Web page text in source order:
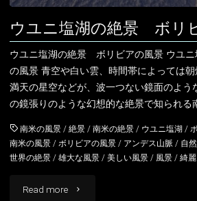
風
景"
ウユニ塩湖の絶景 ボリ
ウユニ塩湖の絶景 ボリビアの風景 ウユ
の風景 青空や白い雲、時間帯によっては
満天の星空などが、波一つない鏡面のよう
の鏡張りのような幻想的な絶景で知られる
南米の風景 /絶景 /南米の絶景 / ウユニ塩湖 /
南米の風景 /ボリビアの風景 / アンデス山脈 / 自然
世界の絶景 /雄大な風景 /美しい風景 / 風景 /綺麗
Read more "ウ